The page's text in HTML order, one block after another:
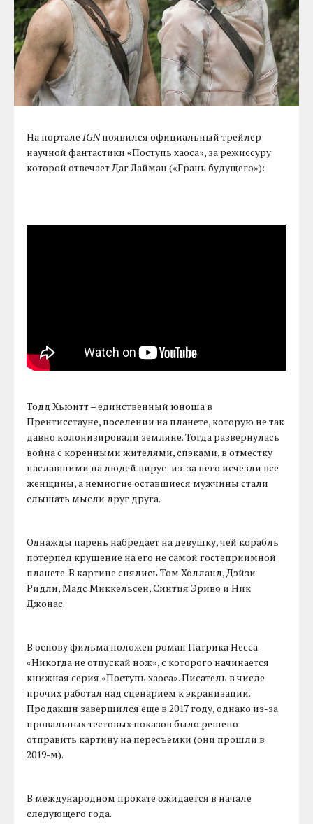
На порталеIGNпоявился официальный трейлер
научной фантастики «Поступь хаоса», за режиссуру
которой отвечает Даг Лайман («Грань будущего»):
Тодд Хьюитт – единственный юноша в
Прентисстауне, поселении на планете, которую не так
давно колонизировали земляне. Тогда развернулась
война с коренными жителями, спэками, в отместку
наславшими на людей вирус: из-за него исчезли все
женщины, а немногие оставшиеся мужчины стали
слышать мысли друг друга.
Однажды парень набредает на девушку, чей корабль
потерпел крушение на его не самой гостеприимной
планете. В картине снялись Том Холланд, Дэйзи
Ридли, Мадс Миккельсен, Синтия Эриво и Ник
Джонас.
В основу фильма положен роман Патрика Несса
«Никогда не отпускай нож», с которого начинается
книжная серия «Поступь хаоса». Писатель в числе
прочих работал над сценарием к экранизации.
Продакшн завершился еще в 2017 году, однако из-за
провальных тестовых показов было решено
отправить картину на пересъемки (они прошли в
2019-м).
В международном прокате ожидается в начале
следующего года.